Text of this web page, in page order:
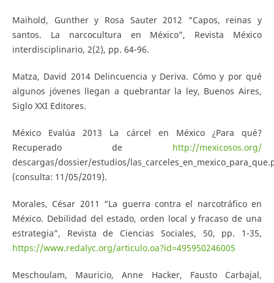
Maihold, Gunther y Rosa Sauter 2012 “Capos, reinas y
santos. La narcocultura en México”, Revista México
interdisciplinario, 2(2), pp. 64-96.
Matza, David 2014 Delincuencia y Deriva. Cómo y por qué
algunos jóvenes llegan a quebrantar la ley, Buenos Aires,
Siglo XXI Editores.
México Evalúa 2013 La cárcel en México ¿Para qué?
Recuperado de http://mexicosos.org/
descargas/dossier/estudios/
(consulta: 11/05/2019).
Morales, César 2011 “La guerra contra el narcotráfico en
México. Debilidad del estado, orden local y fracaso de una
estrategia”, Revista de Ciencias Sociales, 50, pp. 1-35,
https://www.redalyc.org/articulo.oa?id=495950246005
Meschoulam, Mauricio, Anne Hacker, Fausto Carbajal,